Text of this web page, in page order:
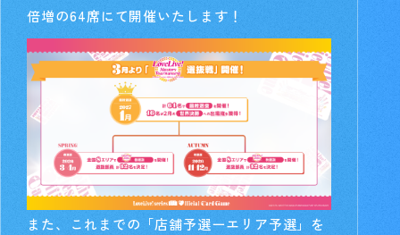
倍増の64席にて開催いたします！
また、これまでの「店舗予選ーエリア予選」を